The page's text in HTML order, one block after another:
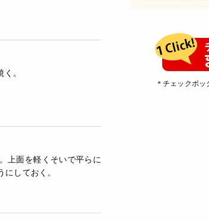
＊チェックボッ
。
上面を軽くそいで平らに
しておく。